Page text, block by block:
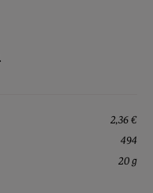
2,36 €
494
20 g